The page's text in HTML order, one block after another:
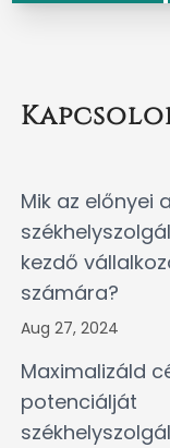
Mik az előnyei a
kezdő
számára?
Aug 27, 2024
Maximalizáld
potenciálját